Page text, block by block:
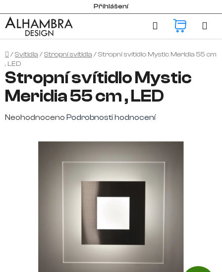
na
obsah
Přihlášení
Hledat
Domů
/Svítidla /Stropní svítidla /Stropní svítidlo Mystic Meridia 55 cm
, LED
Stropní svítidlo Mystic
Meridia 55 cm , LED
Průměrné
produktu
Neohodnoceno Podrobnosti hodnocení